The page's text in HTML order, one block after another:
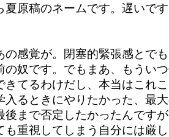
夏原稿のネームです。遅いで
の感覚が。閉塞的緊張感とで
の奴です。でもまあ、もうい
きてるわけだし、本当はこれ
入るときにやりたかった、最
後まで否定したかったんです
も重視してしまう自分には厳